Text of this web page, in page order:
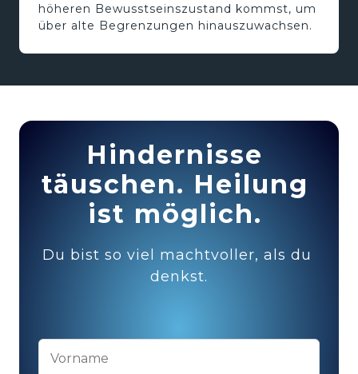
höheren Bewusstseinszustand kommst, um
über alte Begrenzungen hinauszuwachsen.
Hindernisse
täuschen. Heilung
ist möglich.
Du bist so viel machtvoller, als du
denkst.